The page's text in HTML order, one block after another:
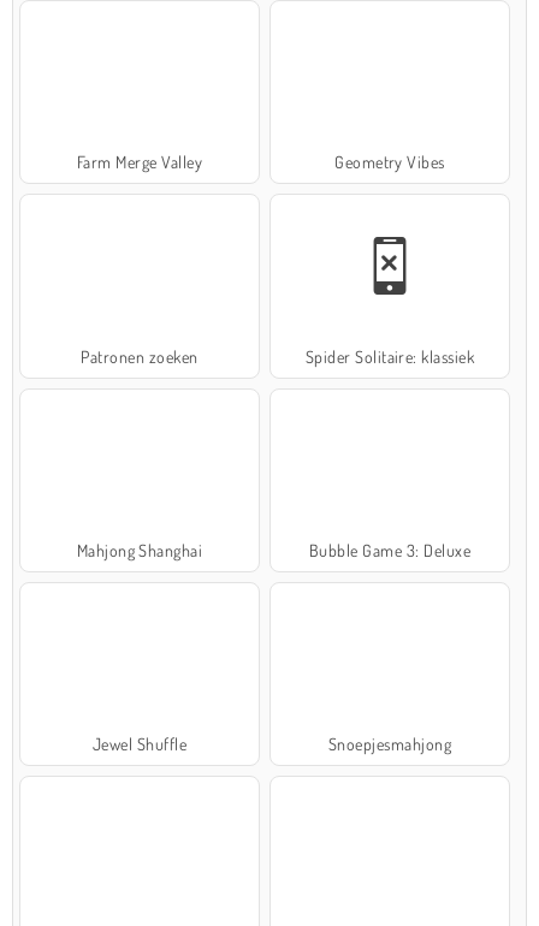
Farm Merge Valley Geometry Vibes
Patronen zoeken Spider Solitaire: klassiek
Mahjong Shanghai Bubble Game 3: Deluxe
Jewel Shuffle Snoepjesmahjong